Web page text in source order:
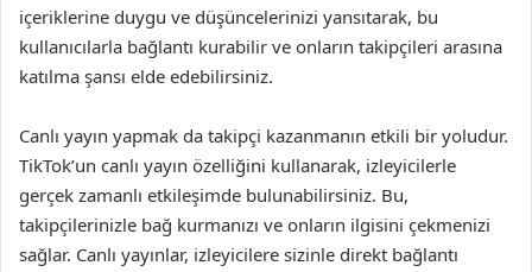
içeriklerine duygu ve düşüncelerinizi yansıtarak, bu
kullanıcılarla bağlantı kurabilir ve onların takipçileri arasına
katılma şansı elde edebilirsiniz.
Canlı yayın yapmak da takipçi kazanmanın etkili bir yoludur.
TikTok’un canlı yayın özelliğini kullanarak, izleyicilerle
gerçek zamanlı etkileşimde bulunabilirsiniz. Bu,
takipçilerinizle bağ kurmanızı ve onların ilgisini çekmenizi
sağlar. Canlı yayınlar, izleyicilere sizinle direkt bağlantı